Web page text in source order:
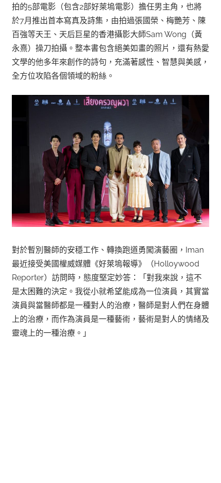
拍的5部電影（包含2部好萊塢電影）擔任男主角，也將
於7月推出首本寫真及詩集，由拍過張國榮、梅艷芳、陳
百強等天王、天后巨星的香港攝影大師Sam Wong（黃
永熹）操刀拍攝。整本書包含絕美如畫的照片，還有熱愛
文學的他多年來創作的詩句，充滿著感性、智慧與美感，
全方位攻陷各個領域的粉絲。
對於暫別醫師的安穩工作、轉換跑道勇闖演藝圈，Iman
最近接受美國權威媒體《好萊塢報導》（Holloywood
Reporter）訪問時，態度堅定妙答：「對我來說，這不
是太困難的決定。我從小就希望能成為一位演員，其實當
演員與當醫師都是一種對人的治療，醫師是對人們在身體
上的治療，而作為演員是一種藝術，藝術是對人的情緒及
靈魂上的一種治療。」